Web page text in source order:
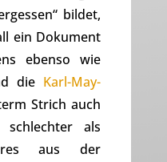
bildet,
ein Dokument
ebenso wie
die Karl-May-
Strich auch
schlechter als
aus der